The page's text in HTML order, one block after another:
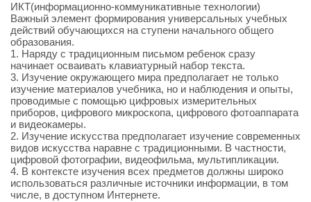
ИКТ(информационно-коммуникативные технологии)
Важный элемент формирования универсальных учебных
действий обучающихся на ступени начального общего
образования.
1. Наряду с традиционным письмом ребенок сразу
начинает осваивать клавиатурный набор текста.
3. Изучение окружающего мира предполагает не только
изучение материалов учебника, но и наблюдения и опыты,
проводимые с помощью цифровых измерительных
приборов, цифрового микроскопа, цифрового фотоаппарата
и видеокамеры.
2. Изучение искусства предполагает изучение современных
видов искусства наравне с традиционными. В частности,
цифровой фотографии, видеофильма, мультипликации.
4. В контексте изучения всех предметов должны широко
использоваться различные источники информации, в том
числе, в доступном Интернете.